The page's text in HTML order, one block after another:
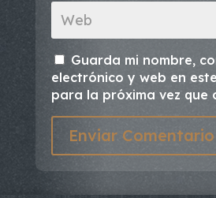
Guarda mi nombre,
electrónico y web en
para la próxima vez que
Enviar Comentario